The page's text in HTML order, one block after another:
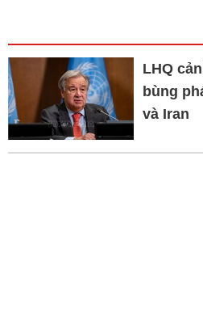
LHQ
bùng
và Iran